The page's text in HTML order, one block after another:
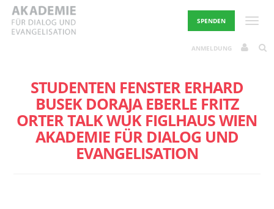
Skip
content
SPENDEN
ANMELDUNG
STUDENTEN FENSTER ERHARD
BUSEK DORAJA EBERLE FRITZ
ORTER TALK WUK FIGLHAUS WIEN
AKADEMIE FÜR DIALOG UND
EVANGELISATION